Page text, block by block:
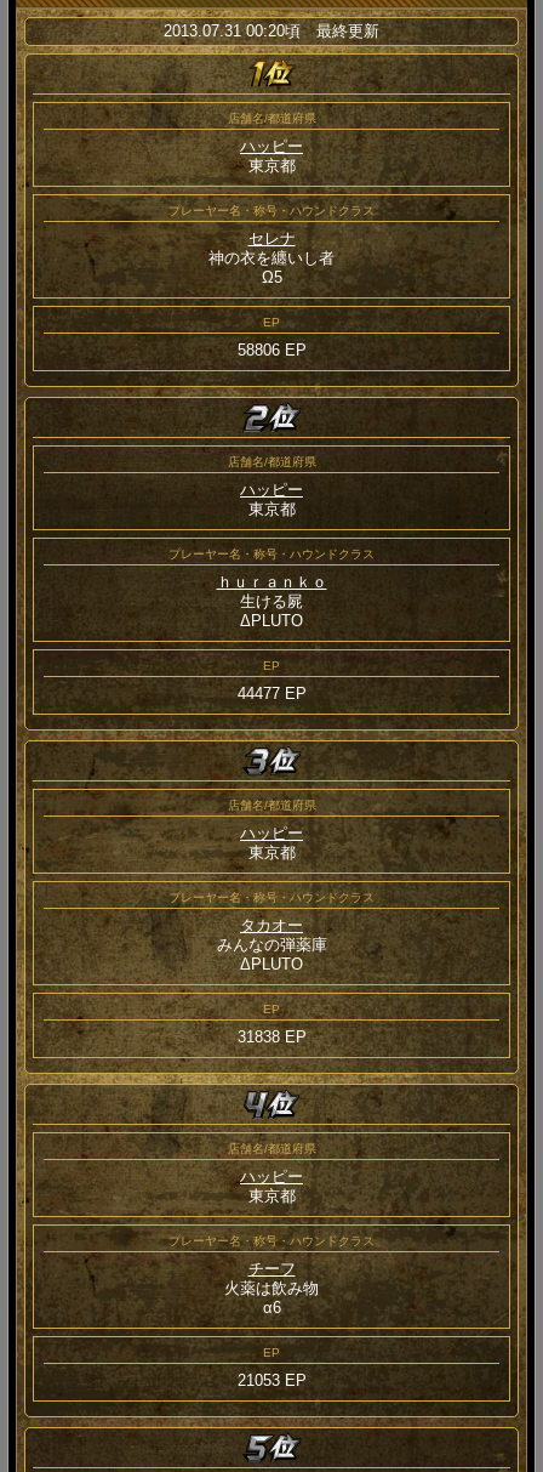
2013.07.31 00:20頃 最終更新
店舗名/都道府県
ハッピー
東京都
プレーヤー名・称号・ハウンドクラス
セレナ
神の衣を纏いし者
Ω5
EP
58806 EP
店舗名/都道府県
ハッピー
東京都
プレーヤー名・称号・ハウンドクラス
ｈｕｒａｎｋｏ
生ける屍
ΔPLUTO
EP
44477 EP
店舗名/都道府県
ハッピー
東京都
プレーヤー名・称号・ハウンドクラス
タカオー
みんなの弾薬庫
ΔPLUTO
EP
31838 EP
店舗名/都道府県
ハッピー
東京都
プレーヤー名・称号・ハウンドクラス
チーフ
火薬は飲み物
α6
EP
21053 EP